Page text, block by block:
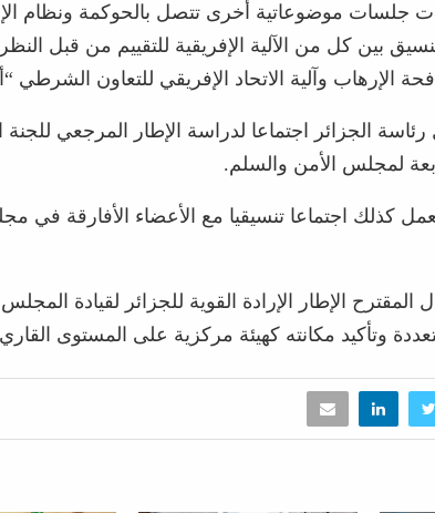
جلسات موضوعاتية أخرى تتصل بالحوكمة ونظام
بين كل من الآلية الإفريقية للتقييم من قبل
الإرهاب وآلية الاتحاد الإفريقي للتعاون الشرطي
الجزائر اجتماعا لدراسة الإطار المرجعي للجنة
لمجلس الأمن والسلم.
كذلك اجتماعا تنسيقيا مع الأعضاء الأفارقة في
الإطار الإرادة القوية للجزائر لقيادة
وتأكيد مكانته كهيئة مركزية على المستوى